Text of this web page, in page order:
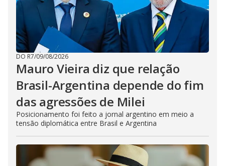
DO R7/09/08/2026
Mauro Vieira diz que relação
Brasil-Argentina depende do fim
das agressões de Milei
Posicionamento foi feito a jornal argentino em meio a
tensão diplomática entre Brasil e Argentina